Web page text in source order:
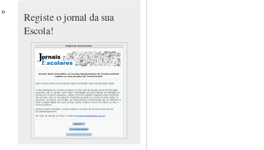
»
Registe o jornal da sua
Escola!